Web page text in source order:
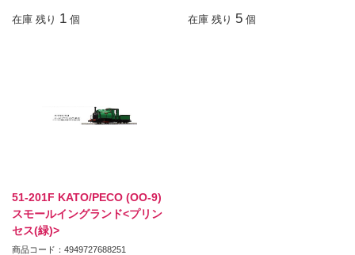
在庫 残り 1 個 在庫 残り 5 個
51-201F KATO/PECO (OO-9)
スモールイングランド<プリン
セス(緑)>
商品コード：4949727688251